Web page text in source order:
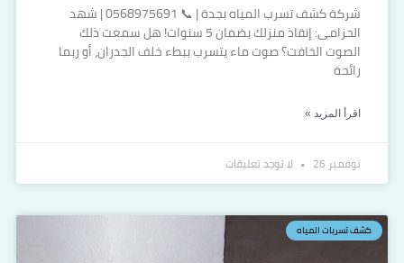
شركة كشف تسرب المياه بجدة | 📞 0568975691 | شهد
الحزامى: إنقاذ منزلك بضمان 5 سنوات! هل سمعت ذلك
الصوت الخافت؟ صوت ماء يتسرب ببطء خلف الجدران، أو ربما
رائحة
اقرأ المزيد »
نوفمبر 26 لا توجد تعليقات
كشف تسربات المياه